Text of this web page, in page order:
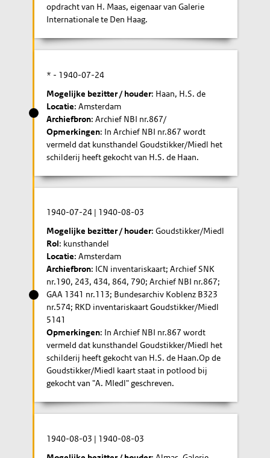
opdracht van H. Maas, eigenaar van Galerie
Internationale te Den Haag.
* - 1940-07-24
Mogelijke bezitter / houder: Haan, H.S. de
Locatie: Amsterdam
Archiefbron: Archief NBI nr.867/
Opmerkingen: In Archief NBI nr.867 wordt
vermeld dat kunsthandel Goudstikker/Miedl het
schilderij heeft gekocht van H.S. de Haan.
1940-07-24 | 1940-08-03
Mogelijke bezitter / houder: Goudstikker/Miedl
Rol: kunsthandel
Locatie: Amsterdam
Archiefbron: ICN inventariskaart; Archief SNK
nr.190, 243, 434, 864, 790; Archief NBI nr.867;
GAA 1341 nr.113; Bundesarchiv Koblenz B323
nr.574; RKD inventariskaart Goudstikker/Miedl
5141
Opmerkingen: In Archief NBI nr.867 wordt
vermeld dat kunsthandel Goudstikker/Miedl het
schilderij heeft gekocht van H.S. de Haan.Op de
Goudstikker/Miedl kaart staat in potlood bij
gekocht van "A. MIedl" geschreven.
1940-08-03 | 1940-08-03